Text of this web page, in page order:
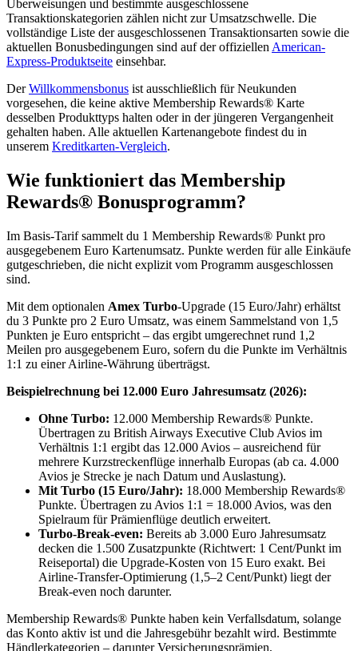
Überweisungen und bestimmte ausgeschlossene
Transaktionskategorien zählen nicht zur Umsatzschwelle. Die
vollständige Liste der ausgeschlossenen Transaktionsarten sowie die
aktuellen Bonusbedingungen sind auf der offiziellenAmerican-
Express-Produktseite einsehbar.
DerWillkommensbonus ist ausschließlich für Neukunden
vorgesehen, die keine aktive Membership Rewards® Karte
desselben Produkttyps halten oder in der jüngeren Vergangenheit
gehalten haben. Alle aktuellen Kartenangebote findest du in
unserem Kreditkarten-Vergleich.
Wie funktioniert das Membership
Rewards® Bonusprogramm?
Im Basis-Tarif sammelt du 1 Membership Rewards® Punkt pro
ausgegebenem Euro Kartenumsatz. Punkte werden für alle Einkäufe
gutgeschrieben, die nicht explizit vom Programm ausgeschlossen
sind.
Mit dem optionalen Amex Turbo-Upgrade (15 Euro/Jahr) erhältst
du 3 Punkte pro 2 Euro Umsatz, was einem Sammelstand von 1,5
Punkten je Euro entspricht – das ergibt umgerechnet rund 1,2
Meilen pro ausgegebenem Euro, sofern du die Punkte im Verhältnis
1:1 zu einer Airline-Währung überträgst.
Beispielrechnung bei 12.000 Euro Jahresumsatz (2026):
Ohne Turbo: 12.000 Membership Rewards® Punkte.
Übertragen zu British Airways Executive Club Avios im
Verhältnis 1:1 ergibt das 12.000 Avios – ausreichend für
mehrere Kurzstreckenflüge innerhalb Europas (ab ca. 4.000
Avios je Strecke je nach Datum und Auslastung).
Mit Turbo (15 Euro/Jahr): 18.000 Membership Rewards®
Punkte. Übertragen zu Avios 1:1 = 18.000 Avios, was den
Spielraum für Prämienflüge deutlich erweitert.
Turbo-Break-even: Bereits ab 3.000 Euro Jahresumsatz
decken die 1.500 Zusatzpunkte (Richtwert: 1 Cent/Punkt im
Reiseportal) die Upgrade-Kosten von 15 Euro exakt. Bei
Airline-Transfer-Optimierung (1,5–2 Cent/Punkt) liegt der
Break-even noch darunter.
Membership Rewards® Punkte haben kein Verfallsdatum, solange
das Konto aktiv ist und die Jahresgebühr bezahlt wird. Bestimmte
Händlerkategorien – darunter Versicherungsprämien,